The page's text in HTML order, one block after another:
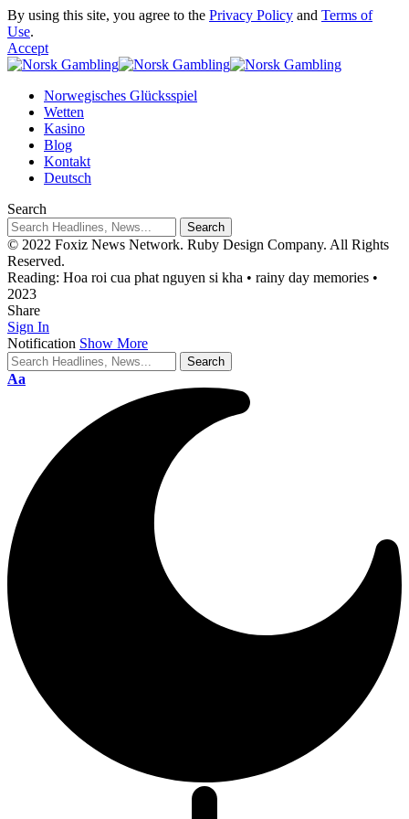
By using this site, you agree to the Privacy Policy and Terms of
Use.
Accept
Norwegisches Glücksspiel
Wetten
Kasino
Blog
Kontakt
Deutsch
Search
© 2022 Foxiz News Network. Ruby Design Company. All Rights
Reserved.
Reading: Hoa roi cua phat nguyen si kha • rainy day memories •
2023
Share
Sign In
Notification Show More
Aa